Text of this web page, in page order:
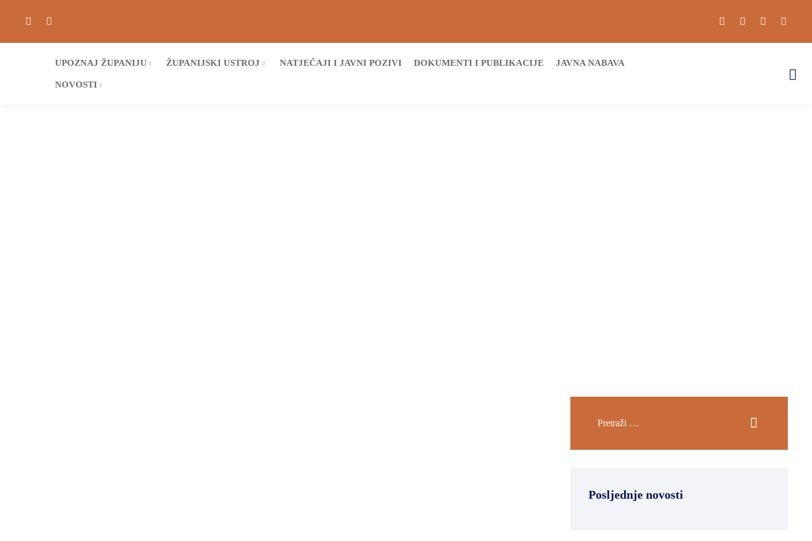
UPOZNAJ ŽUPANIJU ŽUPANIJSKI USTROJ NATJEČAJI I JAVNI POZIVI DOKUMENTI I PUBLIKACIJE JAVNA NABAVA
NOVOSTI
Posljednje novosti